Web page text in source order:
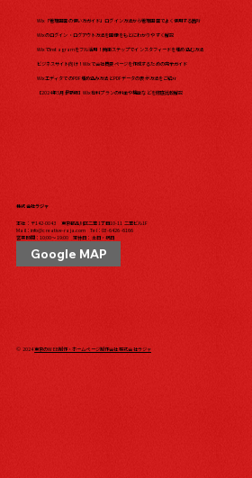
Wix「管理画面の使い方ガイド」ログイン方法から管理画面でよく使用する箇所
Wixのログイン・ログアウト方法を画像をもとにわかりやすく解説
WixでInstagramをフル活用！簡単ステップでインスタフィードを埋め込む方法
ビジネスサイト向け！Wixで会社概要ページを作成するための完全ガイド
WixエディタでのPDF埋め込み方法とPDFデータの表示方法をご紹介
【2024年5月最新版】Wix有料プランの料金や機能などを徹底比較解説
株式会社ラジャ
本社：〒142-0043 東京都品川区二葉1丁目10-11 二葉ビル1F
Mail： info@creative-raja.com Tel： 03-6426-6166
営業時間：10:00〜19:00 定休日：土日・祝日
Google MAP
© 2024東京のWEB制作・ホームページ制作会社 株式会社ラジャ